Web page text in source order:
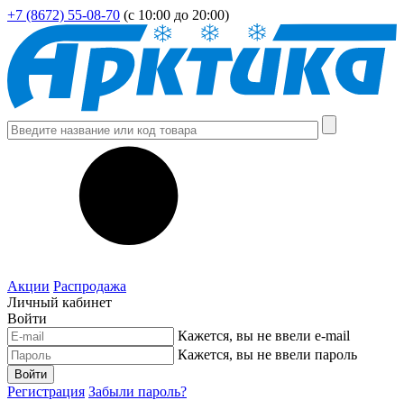
+7 (8672) 55-08-70 (с 10:00 до 20:00)
Акции Распродажа
Личный кабинет
Войти
Кажется, вы не ввели e-mail
Кажется, вы не ввели пароль
Войти
Регистрация Забыли пароль?